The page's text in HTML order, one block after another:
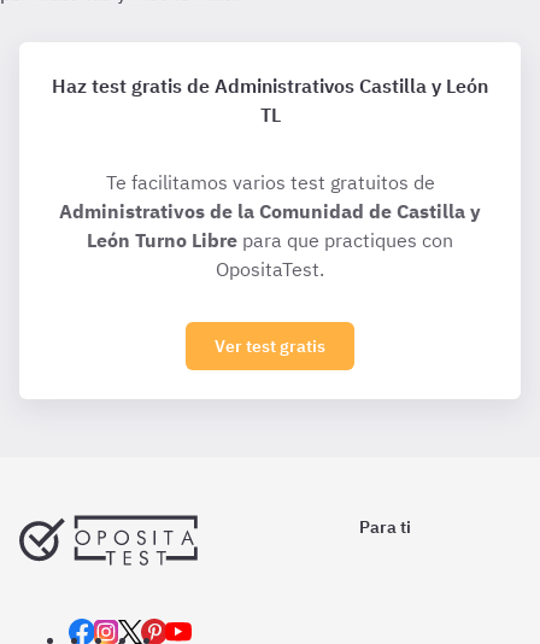
Haz test gratis de Administrativos Castilla y León
TL
Te facilitamos varios test gratuitos de
Administrativos de la Comunidad de Castilla y
León Turno Libre para que practiques con
OpositaTest.
Ver test gratis
Para ti